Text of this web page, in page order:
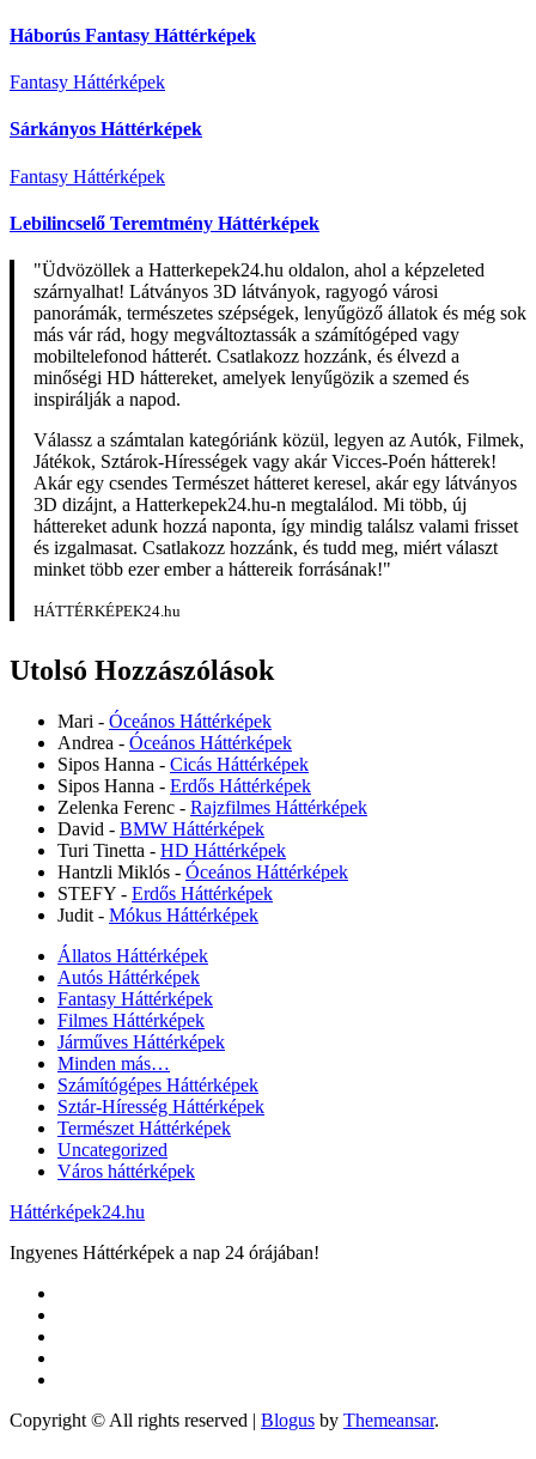
Háborús Fantasy Háttérképek
Fantasy Háttérképek
Sárkányos Háttérképek
Fantasy Háttérképek
Lebilincselő Teremtmény Háttérképek
"Üdvözöllek a Hatterkepek24.hu oldalon, ahol a képzeleted
szárnyalhat! Látványos 3D látványok, ragyogó városi
panorámák, természetes szépségek, lenyűgöző állatok és még sok
más vár rád, hogy megváltoztassák a számítógéped vagy
mobiltelefonod hátterét. Csatlakozz hozzánk, és élvezd a
minőségi HD háttereket, amelyek lenyűgözik a szemed és
inspirálják a napod.
Válassz a számtalan kategóriánk közül, legyen az Autók, Filmek,
Játékok, Sztárok-Hírességek vagy akár Vicces-Poén hátterek!
Akár egy csendes Természet hátteret keresel, akár egy látványos
3D dizájnt, a Hatterkepek24.hu-n megtalálod. Mi több, új
háttereket adunk hozzá naponta, így mindig találsz valami frisset
és izgalmasat. Csatlakozz hozzánk, és tudd meg, miért választ
minket több ezer ember a háttereik forrásának!"
HÁTTÉRKÉPEK24.hu
Utolsó Hozzászólások
Mari - Óceános Háttérképek
Andrea - Óceános Háttérképek
Sipos Hanna - Cicás Háttérképek
Sipos Hanna - Erdős Háttérképek
Zelenka Ferenc - Rajzfilmes Háttérképek
David - BMW Háttérképek
Turi Tinetta - HD Háttérképek
Hantzli Miklós - Óceános Háttérképek
STEFY - Erdős Háttérképek
Judit - Mókus Háttérképek
Állatos Háttérképek
Autós Háttérképek
Fantasy Háttérképek
Filmes Háttérképek
Járműves Háttérképek
Minden más…
Számítógépes Háttérképek
Sztár-Híresség Háttérképek
Természet Háttérképek
Uncategorized
Város háttérképek
Háttérképek24.hu
Ingyenes Háttérképek a nap 24 órájában!
Copyright © All rights reserved | Blogus by Themeansar.